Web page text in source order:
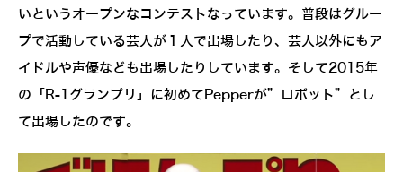
いというオープンなコンテストなっています。普段はグルー
プで活動している芸人が１人で出場したり、芸人以外にもア
イドルや声優なども出場したりしています。そして2015年
の「R-1グランプリ」に初めてPepperが”ロボット”とし
て出場したのです。